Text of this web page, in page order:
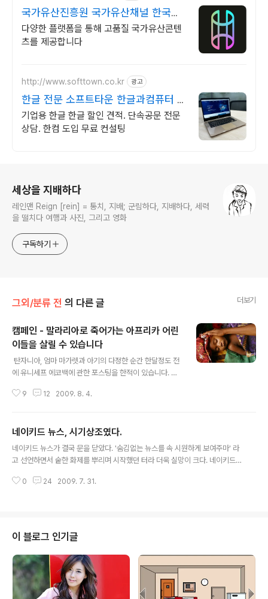
국가유산진흥원 국가유산채널 한국의
세계유산 영상
다양한 플랫폼을 통해 고품질 국가유산콘텐
츠를 제공합니다
http://www.softtown.co.kr 광고
한글 전문 소프트타운 한글과컴퓨터 공
식 파트너
기업용 한글 한글 할인 견적. 단속공문 전문
상담. 한컴 도입 무료 컨설팅
세상을 지배하다
레인맨 Reign [rein] = 통치, 지배; 군림하다, 지배하다, 세력
을 떨치다 여행과 사진, 그리고 영화
구독하기
그외/분류 전 의 다른 글 더보기
캠페인 - 말라리아로 죽어가는 아프리카 어린
이들을 살릴 수 있습니다
탄자니아, 엄마 마가렛과 아기의 다정한 순간 한달정도 전
에 유니세프 에코백에 관한 포스팅을 한적이 있습니다. ▶
의 구호와 저개발국 아동의 복지향상을 목적으로 설치된
요. 저는 어떠한 캠페인인지 그 내용을 살펴보고 조금 충격
을 받았습니다. 왜 충격을 받았는지는 함께 한번 보시죠. 말
라리아 말라리아에 걸린 칼루(10살)가 파푸아뉴기니의 한
기에 의해 전파되는 병으로 오한, 발열, 발한 등의 증상을
9 12 2009. 8. 4.
네이키드 뉴스, 시기상조였다.
네이키드 뉴스가 결국 문을 닫았다. '숨김없는 뉴스를 속 시원하게 보여주마' 라
고 선언하면서 숱한 화제를 뿌리며 시작했던 터라 더욱 실망이 크다. 네이키드
고 표기하며 인터넷을 포함한 모든 서비스를 잠정적으로 중지한다고 공식 발표
끝난것으로 알려졌다. 네이키드 뉴스 코리아는 3만명 정도의 유료회원수를 25
만명 이상의 유료회원을 확보했다고 부풀리며 시선을 모았지만 지속적인 자금
압박에 시달려 왔다. 네이키..
0 24 2009. 7. 31.
이 블로그 인기글